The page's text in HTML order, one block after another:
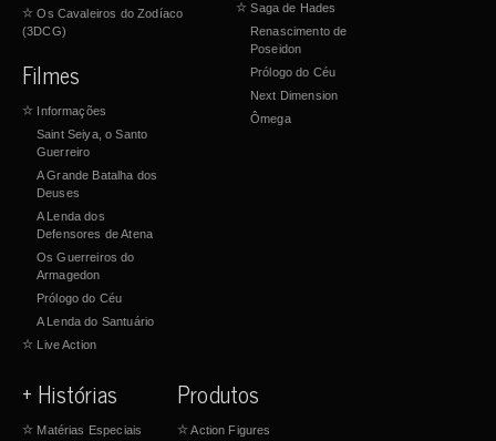
☆ Os Cavaleiros do Zodíaco
(3DCG)
Filmes
☆ Informações
Saint Seiya, o Santo
Guerreiro
A Grande Batalha dos
Deuses
A Lenda dos
Defensores de Atena
Os Guerreiros do
Armagedon
Prólogo do Céu
A Lenda do Santuário
☆ Live Action
☆ Saga de Hades
Renascimento de
Poseidon
Prólogo do Céu
Next Dimension
Ômega
+ Histórias
☆ Matérias Especiais
Produtos
☆Action Figures